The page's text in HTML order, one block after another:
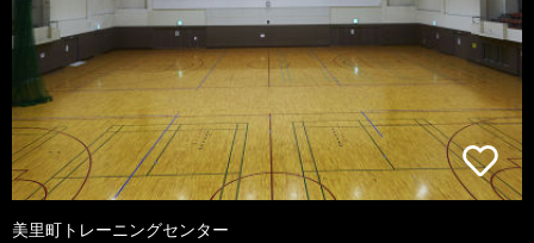
美里町トレーニングセンター